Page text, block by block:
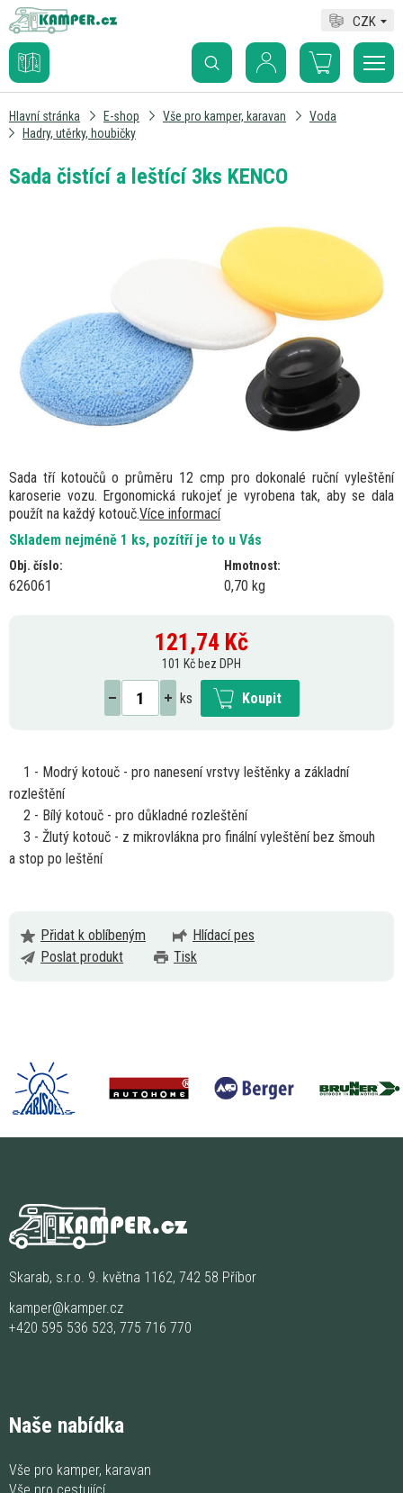
CZK
Hlavní stránka E-shop Vše pro kamper, karavan
Voda
Hadry, utěrky, houbičky
Sada čistící a leštící 3ks KENCO
Sada tří kotoučů o průměru 12 cmp pro dokonalé ruční vyleštění
karoserie vozu. Ergonomická rukojeť je vyrobena tak, aby se dala
použít na každý kotouč.Více informací
Skladem nejméně 1 ks, pozítří je to u Vás
Obj. číslo:
626061
Hmotnost:
0,70 kg
121,74 Kč
101 Kč bez DPH
ks Koupit
1 - Modrý kotouč - pro nanesení vrstvy leštěnky a základní
rozleštění
2 - Bílý kotouč - pro důkladné rozleštění
3 - Žlutý kotouč - z mikrovlákna pro finální vyleštění bez šmouh
a stop po leštění
Přidat k oblíbeným
Hlídací pes
Poslat produkt
Tisk
Skarab, s.r.o. 9. května 1162, 742 58 Příbor
kamper@kamper.cz
+420 595 536 523, 775 716 770
Naše nabídka
Vše pro kamper, karavan